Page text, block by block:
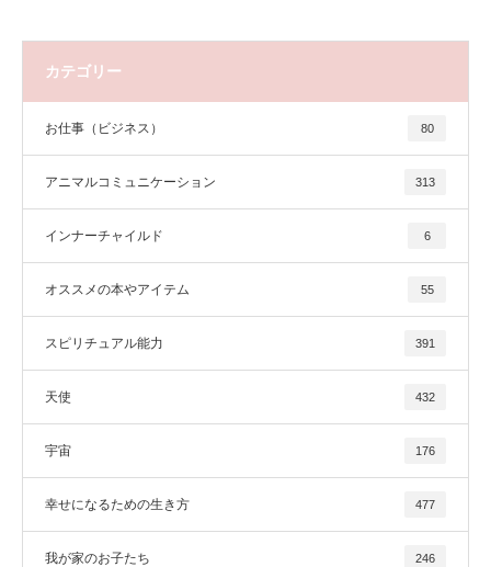
カテゴリー
お仕事（ビジネス） 80
アニマルコミュニケーション 313
インナーチャイルド 6
オススメの本やアイテム 55
スピリチュアル能力 391
天使 432
宇宙 176
幸せになるための生き方 477
我が家のお子たち 246